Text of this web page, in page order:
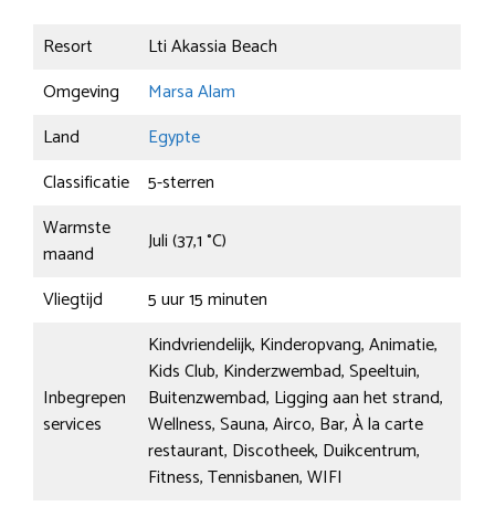
Resort
Lti Akassia Beach
Omgeving
Marsa Alam
Land
Egypte
Classificatie
5-sterren
Warmste
maand
Juli (37,1 °C)
Vliegtijd
5 uur 15 minuten
Inbegrepen
services
Kindvriendelijk, Kinderopvang, Animatie,
Kids Club, Kinderzwembad, Speeltuin,
Buitenzwembad, Ligging aan het strand,
Wellness, Sauna, Airco, Bar, À la carte
restaurant, Discotheek, Duikcentrum,
Fitness, Tennisbanen, WIFI